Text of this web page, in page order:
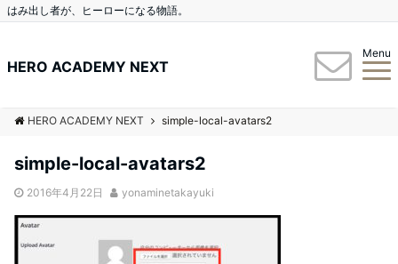
はみ出し者が、ヒーローになる物語。
HERO ACADEMY NEXT
Menu
HERO ACADEMY NEXT simple-local-avatars2
simple-local-avatars2
2016年4月22日 yonaminetakayuki